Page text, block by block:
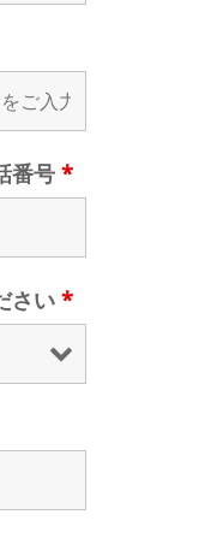
番号 *
さい *